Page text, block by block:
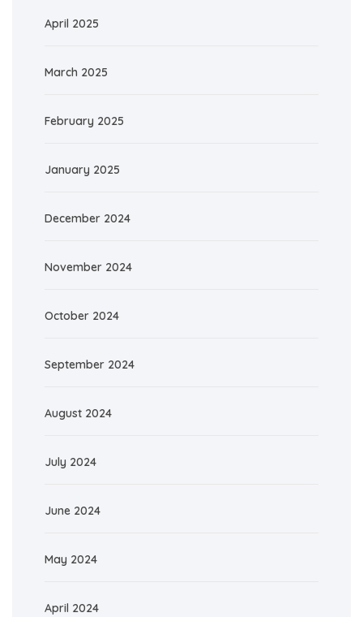
April 2025
March 2025
February 2025
January 2025
December 2024
November 2024
October 2024
September 2024
August 2024
July 2024
June 2024
May 2024
April 2024